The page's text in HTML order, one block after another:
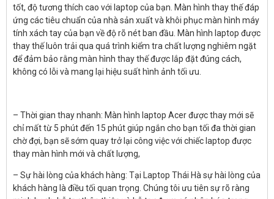
tốt, độ tương thích cao với laptop của bạn. Màn hình thay thế đáp
ứng các tiêu chuẩn của nhà sản xuất và khôi phục màn hình máy
tính xách tay của bạn về độ rõ nét ban đầu. Màn hình laptop được
thay thế luôn trải qua quá trình kiểm tra chất lượng nghiêm ngặt
để đảm bảo rằng màn hình thay thế được lắp đặt đúng cách,
không có lỗi và mang lại hiệu suất hình ảnh tối ưu.
– Thời gian thay nhanh: Màn hình laptop Acer được thay mới sẽ
chỉ mất từ 5 phút đến 15 phút giúp ngắn cho bạn tối đa thời gian
chờ đợi, bạn sẽ sớm quay trở lại công việc với chiếc laptop được
thay màn hình mới và chất lượng,
– Sự hài lòng của khách hàng: Tại Laptop Thái Hà sự hài lòng của
khách hàng là điều tối quan trọng. Chúng tôi ưu tiên sự rõ ràng